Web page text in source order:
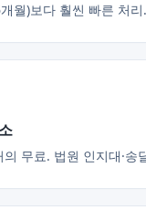
월)보다 훨씬 빠른 처리.
무료. 법원 인지대·송